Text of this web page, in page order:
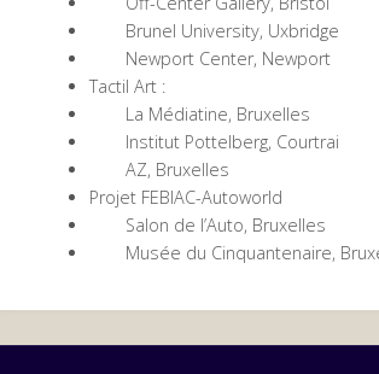
Brunel University, Uxbridge
Newport Center, Newport
Tactil Art :
La Médiatine, Bruxelles
Institut Pottelberg, Courtrai
AZ, Bruxelles
Projet FEBIAC-Autoworld
Salon de l’Auto, Bruxelles
Musée du Cinquantenaire,